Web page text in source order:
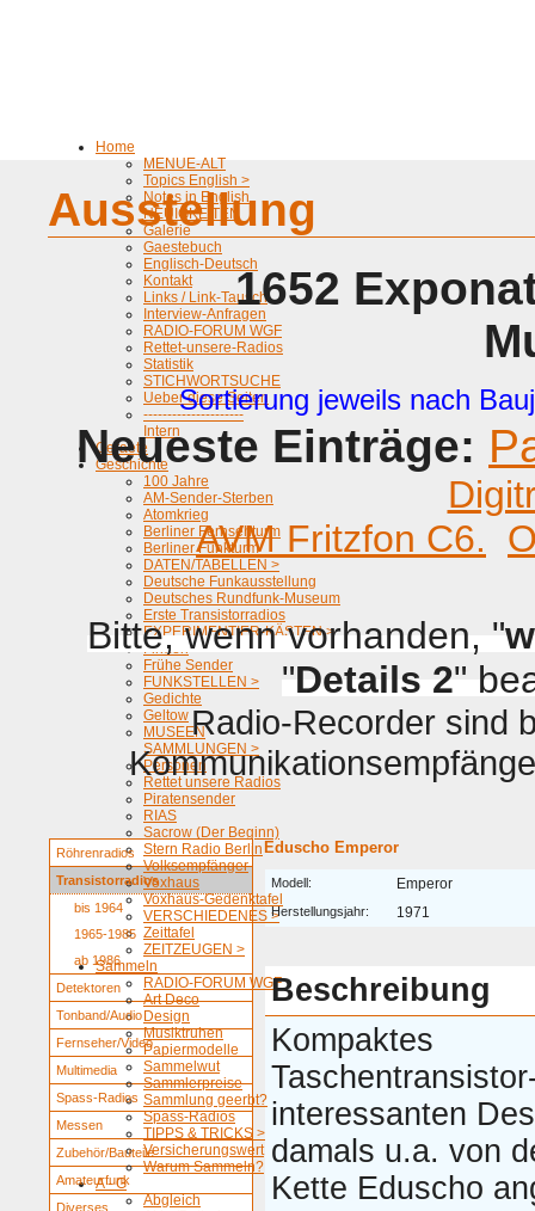
Home
MENUE-ALT
Topics English >
Notes in English
NEUIGKEITEN
Galerie
Gaestebuch
Englisch-Deutsch
Kontakt
Links / Link-Tausch
Interview-Anfragen
RADIO-FORUM WGF
Rettet-unsere-Radios
Statistik
STICHWORTSUCHE
Ueber diese Seiten
---------------------
Intern
Geraete
Geschichte
100 Jahre
AM-Sender-Sterben
Atomkrieg
Berliner Fernsehturm
Berliner Funkturm
DATEN/TABELLEN >
Deutsche Funkausstellung
Deutsches Rundfunk-Museum
Erste Transistorradios
EXPERIMENTIER-KÄSTEN >
Firmen
Frühe Sender
FUNKSTELLEN >
Gedichte
Geltow
MUSEEN
SAMMLUNGEN >
Personen
Rettet unsere Radios
Piratensender
RIAS
Sacrow (Der Beginn)
Stern Radio Berlin
Volksempfänger
Voxhaus
Voxhaus-Gedenktafel
VERSCHIEDENES >
Zeittafel
ZEITZEUGEN >
Sammeln
RADIO-FORUM WGF
Art Deco
Design
Musiktruhen
Papiermodelle
Sammelwut
Sammlerpreise
Sammlung geerbt?
Spass-Radios
TIPPS & TRICKS >
Versicherungswert
Warum Sammeln?
A - G
Abgleich
Ausstellung
1652
Sortierung jeweils nach
Neueste Einträge:
AVM Fritzfon C6.
Bitte, wenn vorhanden, "
"Details 2"
Radio-Recorder sind
Röhrenradios
Transistorradios
bis 1964
1965-1985
ab 1986
Detektoren
Tonband/Audio
Fernseher/Video
Multimedia
Spass-Radios
Messen
Zubehör/Bauteile
Amateurfunk
Diverses
Eduscho Emperor
Modell: Emperor
Herstellungsjahr: 1971
Beschreibung
Kompaktes
interessanten
damals u.a. von
Kette Eduscho